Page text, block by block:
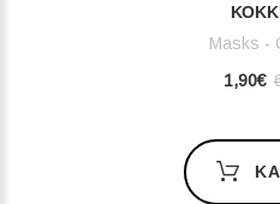
Υ
Masks -
1,90€